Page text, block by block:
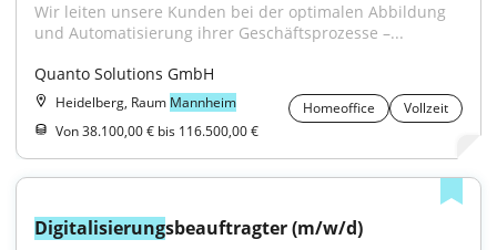
Wir leiten unsere Kunden bei der optimalen Abbildung
und Automatisierung ihrer Geschäftsprozesse –...
Quanto Solutions GmbH
Heidelberg, Raum Mannheim Homeoffice
Vollzeit
Von 38.100,00 € bis 116.500,00 €
Digitalisierungsbeauftragter (m/w/d)